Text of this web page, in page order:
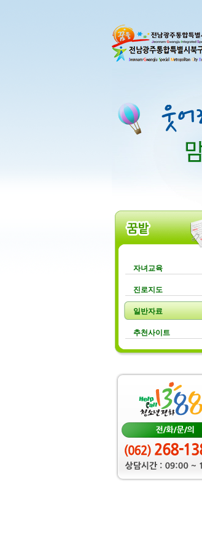
자녀교육
진로지도
일반자료
추천사이트